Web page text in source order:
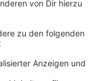
kostenlosen
Nachrichten,
Aktionen - wir